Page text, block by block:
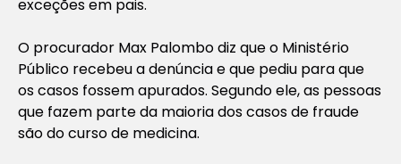
exceções em pais.
O procurador Max Palombo diz que o Ministério
Público recebeu a denúncia e que pediu para que
os casos fossem apurados. Segundo ele, as pessoas
que fazem parte da maioria dos casos de fraude
são do curso de medicina.